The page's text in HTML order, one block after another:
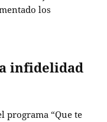
los
infidelidad
programa “Que te